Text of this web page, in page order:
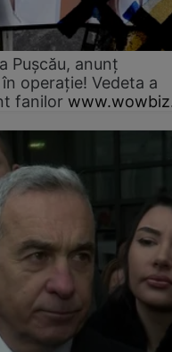
Pușcău, anunț
operație! Vedeta a
fanilor